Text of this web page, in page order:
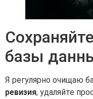
базы
Я регулярно очищаю
ревизия, удаляйте